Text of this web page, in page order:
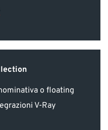
o floating
V-Ray